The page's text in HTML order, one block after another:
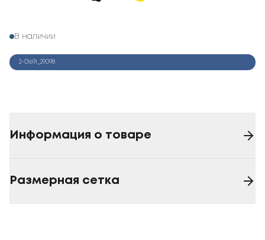
В наличии
2-01691_29098
Информация о товаре
Размерная сетка